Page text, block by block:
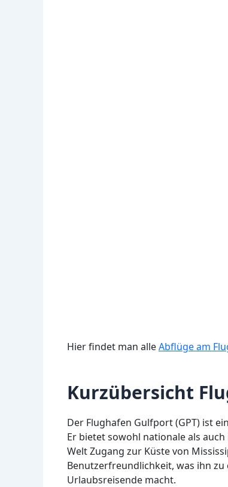
Hier findet man alleAbflüge am
Kurzübersicht
Der Flughafen Gulfport (GPT) ist
Er bietet sowohl nationale als
Welt Zugang zur Küste von
Benutzerfreundlichkeit, was ihn
Urlaubsreisende macht.